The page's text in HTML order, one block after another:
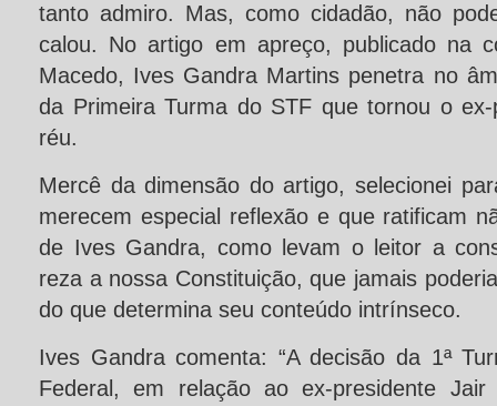
tanto admiro. Mas, como cidadão, não
calou. No artigo em apreço, publicado na
Macedo, Ives Gandra Martins penetra no
da Primeira Turma do STF que tornou o
réu.
Mercê da dimensão do artigo, selecionei
merecem especial reflexão e que ratificam
de Ives Gandra, como levam o leitor a
reza a nossa Constituição, que jamais
do que determina seu conteúdo intrínseco.
Ives Gandra comenta: “A decisão da 1ª
Federal, em relação ao ex-presidente